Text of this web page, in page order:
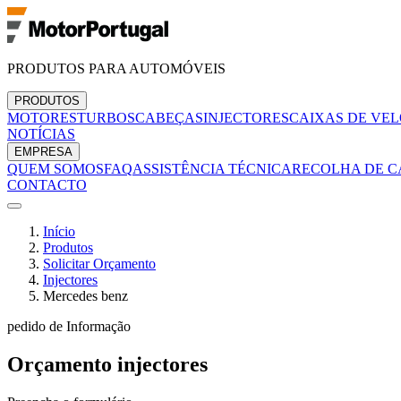
PRODUTOS PARA AUTOMÓVEIS
PRODUTOS
MOTORESTURBOSCABEÇASINJECTORESCAIXAS DE
NOTÍCIAS
EMPRESA
QUEM SOMOSFAQASSISTÊNCIA TÉCNICARECOLHA DE
CONTACTO
Início
Produtos
Solicitar Orçamento
Injectores
Mercedes benz
pedido de Informação
Orçamento injectores